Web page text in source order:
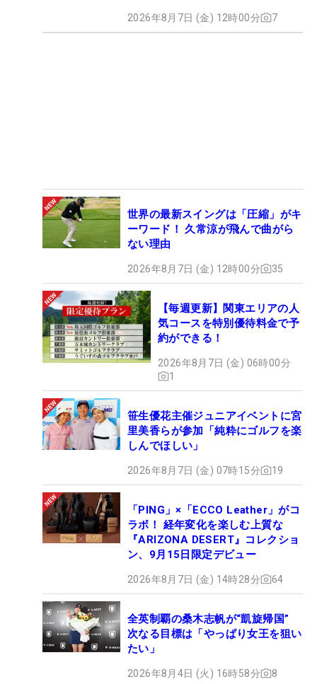
2026年8月7日 (金) 12時00分 7
世界の最新スイングは「圧縮」がキ
ーワード！ 久常涼が飛んで曲がら
ない理由
2026年8月7日 (金) 12時00分 35
【毎週更新】関東エリアの人
気コースを特別優待料金で予
約ができる！
2026年8月7日 (金) 06時00分
1
笹生優花主催ジュニアイベントに宮
里美香らが参加「純粋にゴルフを楽
しんでほしい」
2026年8月7日 (金) 07時15分 19
「PING」×「ECCO Leather」がコ
ラボ！ 経年変化を楽しむ上質な
『ARIZONA DESERT』コレクショ
ン、9月15日限定デビュー
2026年8月7日 (金) 14時28分 64
全英制覇の桑木志帆が“凱旋帰国”
次なる目標は「やっぱり女王を狙い
たい」
2026年8月4日 (火) 16時58分 8